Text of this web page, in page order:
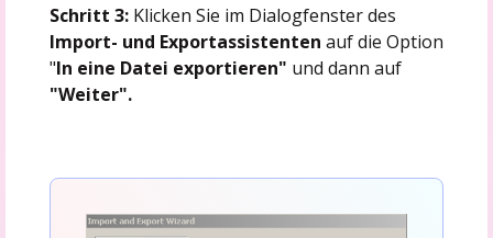
Schritt 3: Klicken Sie im Dialogfenster des
Import- und Exportassistenten auf die Option
"In eine Datei exportieren" und dann auf
"Weiter".